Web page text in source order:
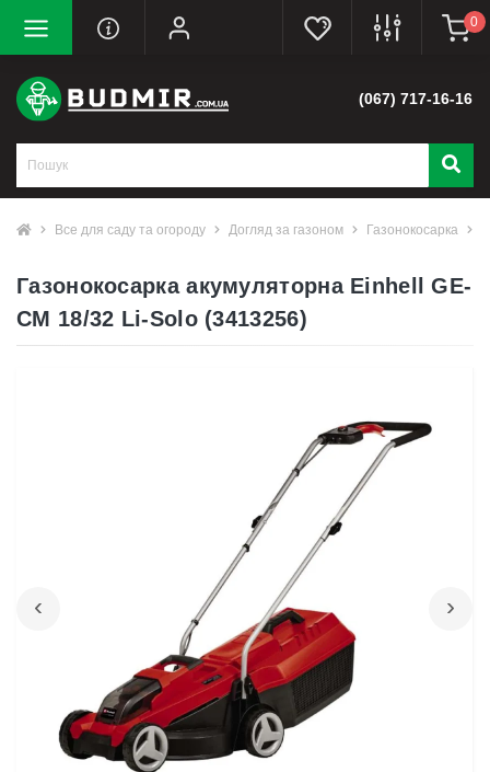
0
(067) 717-16-16
Все для саду та огороду Догляд за газоном Газонокосарка
Газонокосарка акумуляторна Einhell GE-
CM 18/32 Li-Solo (3413256)
‹ ›